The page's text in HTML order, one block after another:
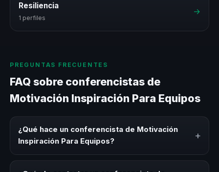
Resiliencia
1 perfiles
→
PREGUNTAS FRECUENTES
FAQ sobre conferencistas de
Motivación Inspiración Para Equipos
¿Qué hace un conferencista de Motivación
Inspiración Para Equipos?
+
es un experto que comparte conocimiento, estrategias y